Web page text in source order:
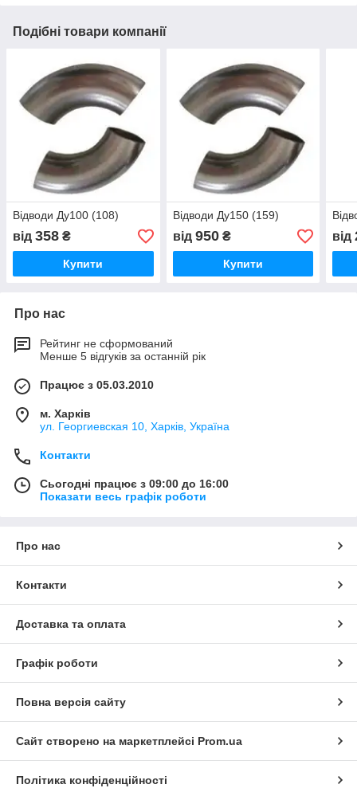
Подібні товари компанії
Відводи Ду100 (108)
від 358 ₴
Купити
Відводи Ду150 (159)
від 950₴
Купити
від
Про нас
Рейтинг не сформований
Менше 5 відгуків за останній рік
Працює з 05.03.2010
м. Харків
ул. Георгиевская 10, Харків, Україна
Контакти
Сьогодні працює з 09:00 до 16:00
Показати весь графік роботи
Про нас
Контакти
Доставка та оплата
Графік роботи
Повна версія сайту
Сайт створено на маркетплейсі Prom.ua
Політика конфіденційності